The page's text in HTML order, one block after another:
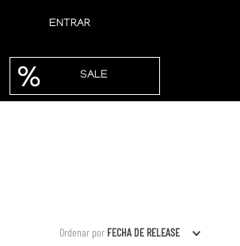
ENTRAR
SALE
Ordenar por FECHA DE RELEASE